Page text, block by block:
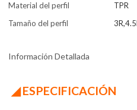
Material del perfil
TPR
Tamaño del perfil
Información Detallada
◢ ESPECIFICACIÓN